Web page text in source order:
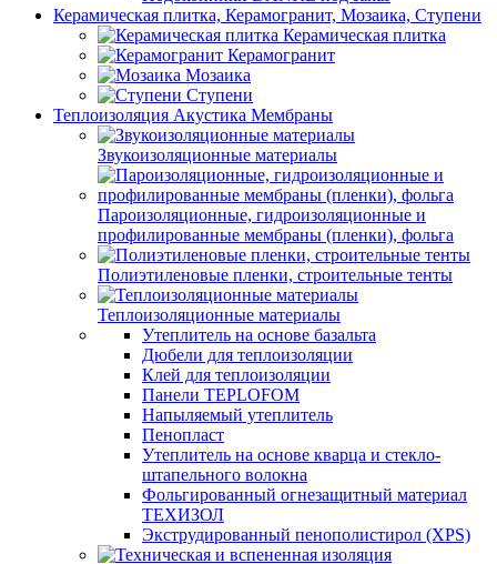
Керамическая плитка, Керамогранит, Мозаика, Ступени
Керамическая плитка
Керамогранит
Мозаика
Ступени
Теплоизоляция Акустика Мембраны
Звукоизоляционные материалы
Пароизоляционные, гидроизоляционные и
профилированные мембраны (пленки), фольга
Полиэтиленовые пленки, строительные тенты
Теплоизоляционные материалы
Утеплитель на основе базальта
Дюбели для теплоизоляции
Клей для теплоизоляции
Панели TEPLOFOM
Напыляемый утеплитель
Пенопласт
Утеплитель на основе кварца и стекло-
штапельного волокна
Фольгированный огнезащитный материал
ТЕХИЗОЛ
Экструдированный пенополистирол (XPS)